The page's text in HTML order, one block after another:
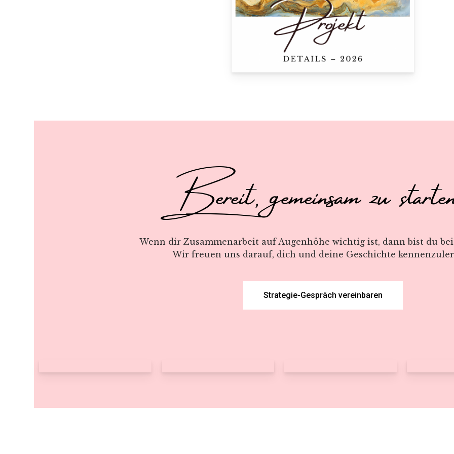
Bereit, gemeinsam zu
Wenn dir Zusammenarbeit auf Augenhöhe wichtig ist, dann bist du
Wir freuen uns darauf, dich und deine Geschichte
Strategie-Gespräch vereinbaren